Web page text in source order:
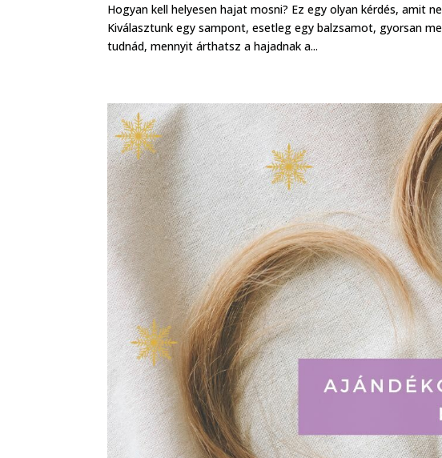
Hogyan kell helyesen hajat mosni? Ez egy olyan kérdés, amit
Kiválasztunk egy sampont, esetleg egy balzsamot, gyorsan
tudnád, mennyit árthatsz a hajadnak a...